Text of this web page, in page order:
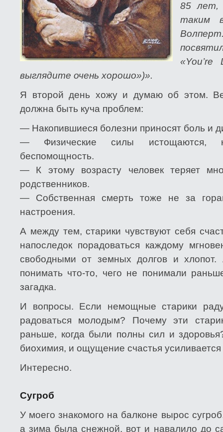
85 лет,
таким
выглядите очень хорошо»)».
Я второй день хожу и думаю об этом.
должна быть куча проблем:
— Накопившиеся болезни приносят боль и
— Физические силы истощаются,
беспомощность.
— К этому возрасту человек теряет
родственников.
— Собственная смерть тоже не за
настроения.
А между тем, старики чувствуют себя
напоследок порадоваться каждому
свободными от земных долгов и
понимать что-то, чего не понимали
загадка.
И вопросы. Если немощные старики
радоваться молодым? Почему эти
раньше, когда были полны сил и
биохимия, и ощущение счастья
Интересно.
Сугроб
У моего знакомого на балконе вырос
а зима была снежной, вот и навалило до